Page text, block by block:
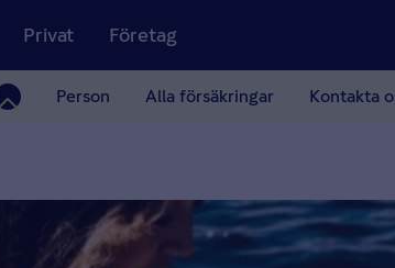
Privat
Person Alla försäkringar Kontakta
Företag